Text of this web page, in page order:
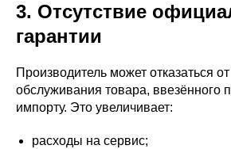
3. Отсутствие
гарантии
Производитель может отказаться
обслуживания товара, ввезённого
импорту. Это увеличивает:
расходы на сервис;